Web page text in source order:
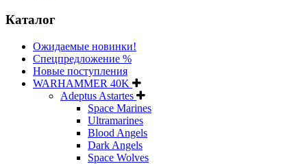
Каталог
Ожидаемые новинки!
Спецпредложение %
Новые поступления
WARHAMMER 40K
Adeptus Astartes
Space Marines
Ultramarines
Blood Angels
Dark Angels
Space Wolves